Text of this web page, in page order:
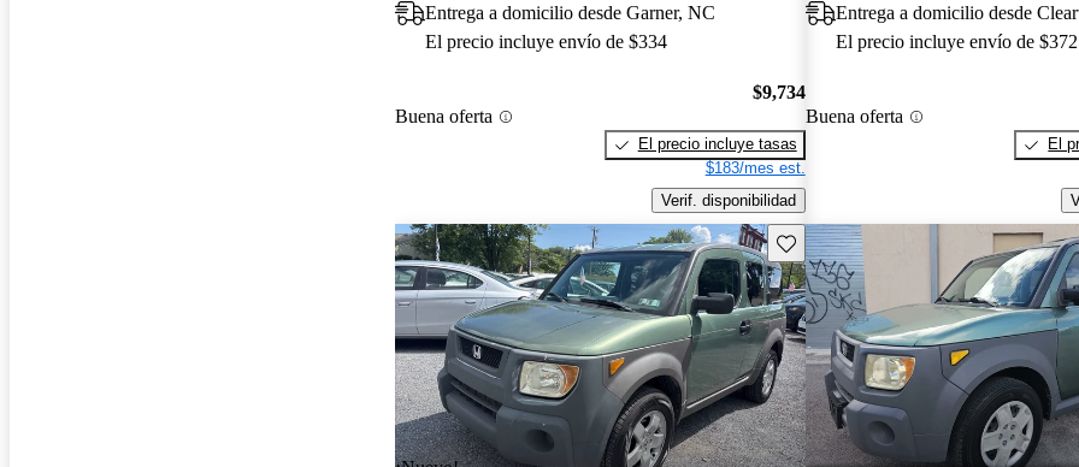
Entrega a domicilio desde Garner, NC
El precio incluye envío de $334
Buena oferta
$9,734
El precio incluye tasas
$183/mes est.
Verif. disponibilidad
Entrega a domicilio desde
El precio incluye envío de $372
Buena oferta
El
Guarda este Aviso